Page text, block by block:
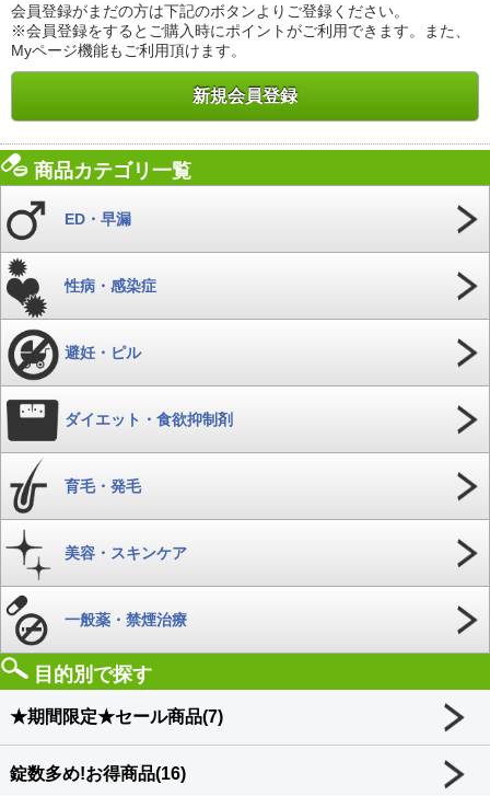
会員登録がまだの方は下記のボタンよりご登録ください。
※会員登録をするとご購入時にポイントがご利用できます。また、
Myページ機能もご利用頂けます。
新規会員登録
商品カテゴリ一覧
ED・早漏
性病・感染症
避妊・ピル
ダイエット・食欲抑制剤
育毛・発毛
美容・スキンケア
一般薬・禁煙治療
目的別で探す
★期間限定★セール商品(7)
錠数多め!お得商品(16)